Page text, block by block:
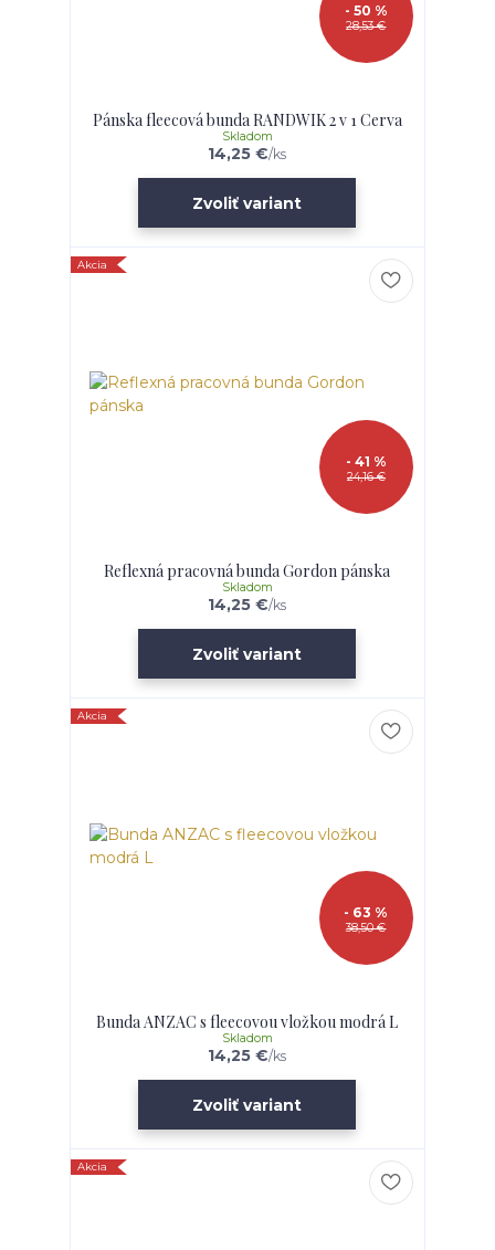
28,53 €
- 50 %
Pánska fleecová bunda RANDWIK 2 v 1 Cerva
14,25 €/ks
Skladom
Zvoliť variant
Akcia
24,16 €
- 41 %
Reflexná pracovná bunda Gordon pánska
14,25 €/ks
Skladom
Zvoliť variant
Akcia
38,50 €
- 63 %
Bunda ANZAC s fleecovou vložkou modrá L
14,25 €/ks
Skladom
Zvoliť variant
Akcia